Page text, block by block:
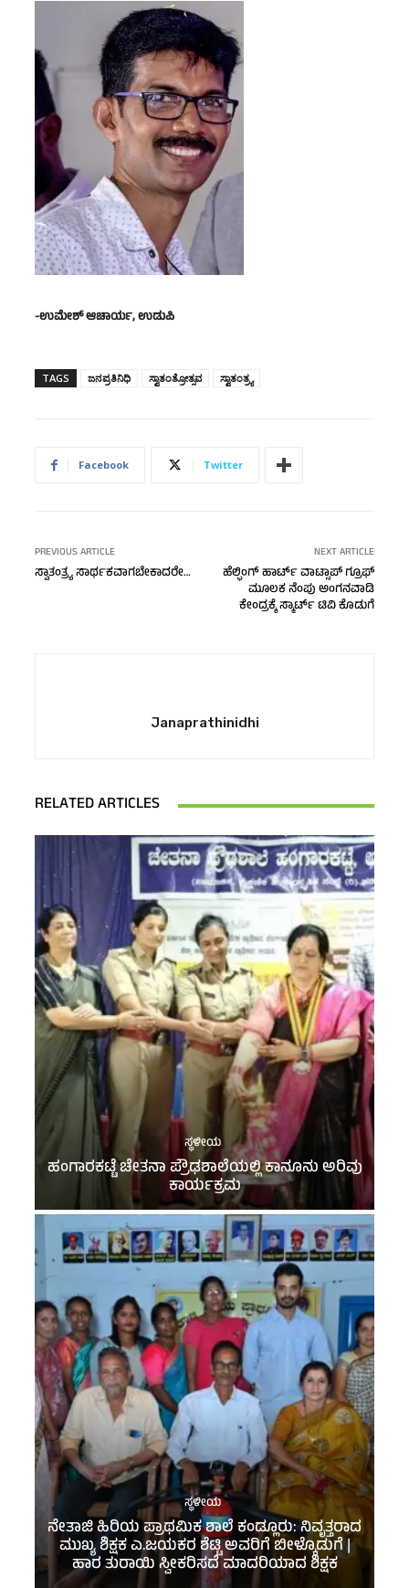
-ಉಮೇಶ್ ‌ಆಚಾರ್ಯ,ಉಡುಪಿ
TAGS ಜನಪ್ರತಿನಿಧಿ ಸ್ವಾತಂತ್ರೋತ್ಸವ ಸ್ವಾತಂತ್ರ್ಯ
Facebook Twitter
PREVIOUS ARTICLE
ಸ್ವಾತಂತ್ರ್ಯ ಸಾರ್ಥಕವಾಗಬೇಕಾದರೇ…
NEXT ARTICLE
ಹೆಲ್ಫಿಂಗ್ ಹಾರ್ಟ್ ವಾಟ್ಸಾಪ್ ಗ್ರೂಫ್
ಮೂಲಕ ನೆಂಪು ಅಂಗನವಾಡಿ
ಕೇಂದ್ರಕ್ಕೆ ಸ್ಮಾರ್ಟ್ ಟಿವಿ ಕೊಡುಗೆ
Janaprathinidhi
RELATED ARTICLES
ಸ್ಥಳೀಯ
ಹಂಗಾರಕಟ್ಟೆ ಚೇತನಾ ಪ್ರೌಢಶಾಲೆಯಲ್ಲಿ ಕಾನೂನು ಅರಿವು
ಕಾರ್ಯಕ್ರಮ
ಸ್ಥಳೀಯ
ನೇತಾಜಿ ಹಿರಿಯ ಪ್ರಾಥಮಿಕ ಶಾಲೆ ಕಂಡ್ಲೂರು: ನಿವೃತ್ತರಾದ
ಮುಖ್ಯ ಶಿಕ್ಷಕ ಎ.ಜಯಕರ ಶೆಟ್ಟಿ ಅವರಿಗೆ ಬೀಳ್ಕೊಡುಗೆ |
ಹಾರ ತುರಾಯಿ ಸ್ವೀಕರಿಸದೆ ಮಾದರಿಯಾದ ಶಿಕ್ಷಕ